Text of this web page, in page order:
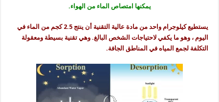
يمكنها امتصاص الماء من الهواء.
يستطيع كيلوجرام واحد من مادة عالية التقنية أن ينتج 2.5 كجم من الماء في
اليوم ، وهو ما يكفي لاحتياجات الشخص البالغ. وهي تقنية بسيطة ومعقولة
التكلفة لجمع المياه في المناطق الجافة.